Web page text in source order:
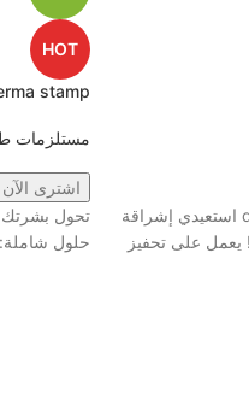
1️⃣ جدد شباب بشرتك مع derma roller system استعيدي إشراقة
HOT
stamp
مستلزمات
اشترى الآن
تحول بشرتك
حلول